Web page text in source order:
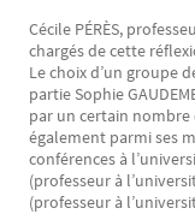
Cécile PÉRÈS,
chargés de cette
Le choix d’un groupe
partie Sophie
par un certain
également parmi ses
conférences à
(professeur à
(professeur à